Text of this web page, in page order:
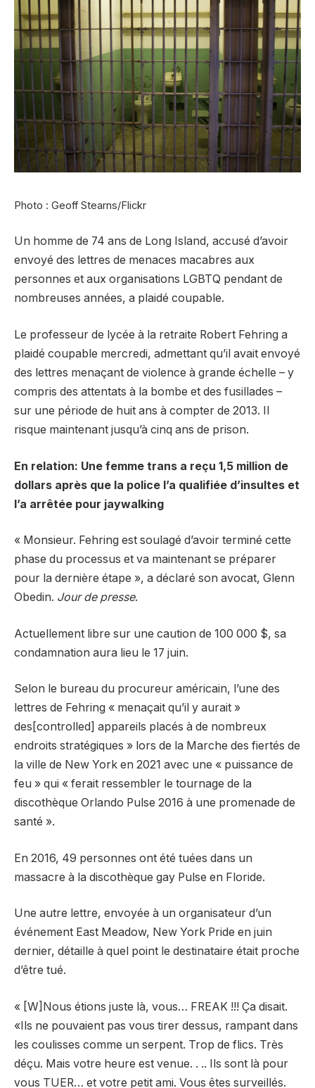
Photo : Geoff Stearns/Flickr
Un homme de 74 ans de Long Island, accusé d’avoir
envoyé des lettres de menaces macabres aux
personnes et aux organisations LGBTQ pendant de
nombreuses années, a plaidé coupable.
Le professeur de lycée à la retraite Robert Fehring a
plaidé coupable mercredi, admettant qu’il avait envoyé
des lettres menaçant de violence à grande échelle – y
compris des attentats à la bombe et des fusillades –
sur une période de huit ans à compter de 2013. Il
risque maintenant jusqu’à cinq ans de prison.
En relation: Une femme trans a reçu 1,5 million de
dollars après que la police l’a qualifiée d’insultes et
l’a arrêtée pour jaywalking
« Monsieur. Fehring est soulagé d’avoir terminé cette
phase du processus et va maintenant se préparer
pour la dernière étape », a déclaré son avocat, Glenn
Obedin. Jour de presse.
Actuellement libre sur une caution de 100 000 $, sa
condamnation aura lieu le 17 juin.
Selon le bureau du procureur américain, l’une des
lettres de Fehring « menaçait qu’il y aurait »
des[controlled] appareils placés à de nombreux
endroits stratégiques » lors de la Marche des fiertés de
la ville de New York en 2021 avec une « puissance de
feu » qui « ferait ressembler le tournage de la
discothèque Orlando Pulse 2016 à une promenade de
santé ».
En 2016, 49 personnes ont été tuées dans un
massacre à la discothèque gay Pulse en Floride.
Une autre lettre, envoyée à un organisateur d’un
événement East Meadow, New York Pride en juin
dernier, détaille à quel point le destinataire était proche
d’être tué.
« [W]Nous étions juste là, vous… FREAK !!! Ça disait.
«Ils ne pouvaient pas vous tirer dessus, rampant dans
les coulisses comme un serpent. Trop de flics. Très
déçu. Mais votre heure est venue. . .. Ils sont là pour
vous TUER… et votre petit ami. Vous êtes surveillés.